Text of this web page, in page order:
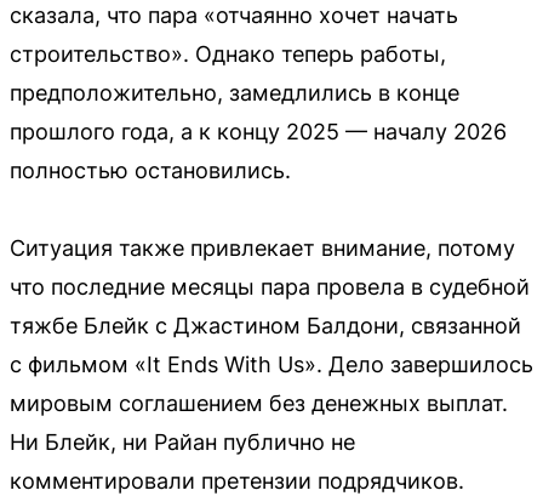
сказала, что пара «отчаянно хочет начать
строительство». Однако теперь работы,
предположительно, замедлились в конце
прошлого года, а к концу 2025 — началу 2026
полностью остановились.
Ситуация также привлекает внимание, потому
что последние месяцы пара провела в судебной
тяжбе Блейк с Джастином Балдони, связанной
с фильмом «It Ends With Us». Дело завершилось
мировым соглашением без денежных выплат.
Ни Блейк, ни Райан публично не
комментировали претензии подрядчиков.